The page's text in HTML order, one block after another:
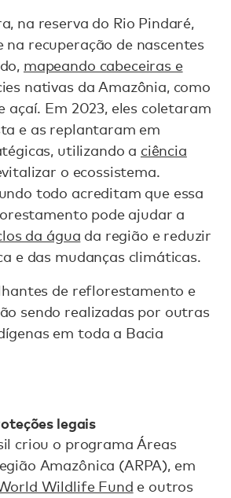
na reserva do Rio Pindaré,
recuperação de nascentes
mapeando cabeceiras e
nativas da Amazônia, como
açaí. Em 2023, eles coletaram
e as replantaram em
utilizando a ciência
o ecossistema.
todo acreditam que essa
pode ajudar a
da água da região e reduzir
e das mudanças climáticas.
de reflorestamento e
sendo realizadas por outras
em toda a Bacia
legais
criou o programa Áreas
Amazônica (ARPA), em
Wildlife Fund e outros